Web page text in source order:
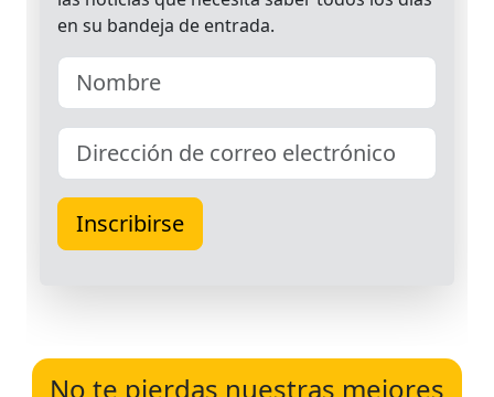
No te pierdas nuestras mejores